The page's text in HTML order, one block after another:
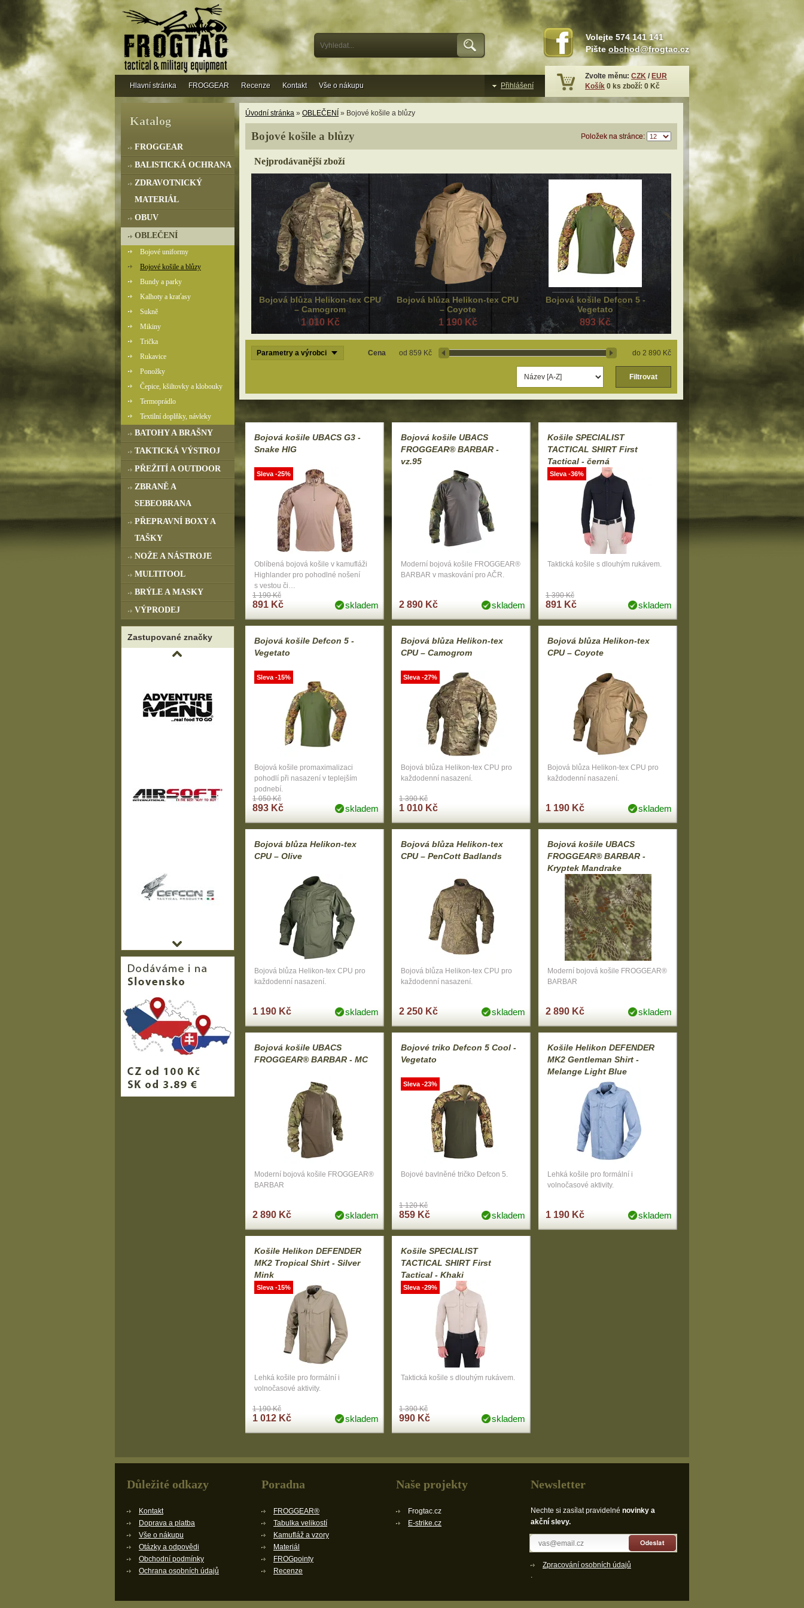
Úvodní stránka » OBLEČENÍ » Bojové košile a blůzy
Bojové košile a blůzy Položek na stránce:
Nejprodávanější zboží
Bojová blůza Helikon-tex CPU
– Camogrom
1 010 Kč
Bojová blůza Helikon-tex CPU
– Coyote
1 190 Kč
Bojová košile Defcon 5 -
Vegetato
893 Kč
Parametry a výrobci Cena 859 Kč 2 890 Kč
Filtrovat
Bojová košile UBACS G3 -
Snake HIG
Oblíbená bojová košile v kamufláži
Highlander pro pohodlné nošení
s vestou či…
1 190 Kč
891 Kč skladem
Sleva -25%
Bojová košile UBACS
FROGGEAR® BARBAR -
vz.95
Moderní bojová košile FROGGEAR®
BARBAR v maskování pro AČR.
2 890 Kč skladem
Košile SPECIALIST
TACTICAL SHIRT First
Tactical - černá
Taktická košile s dlouhým rukávem.
1 390 Kč
891 Kč skladem
Sleva -36%
Bojová košile Defcon 5 -
Vegetato
Bojová košile promaximalizaci
pohodlí při nasazení v teplejším
podnebí.
1 050 Kč
893 Kč skladem
Sleva -15%
Bojová blůza Helikon-tex
CPU – Camogrom
Bojová blůza Helikon-tex CPU pro
každodenní nasazení.
1 390 Kč
1 010 Kč
Sleva -27%
Bojová blůza Helikon-tex
CPU – Coyote
Bojová blůza Helikon-tex CPU pro
každodenní nasazení.
1 190 Kč skladem
Bojová blůza Helikon-tex
CPU – Olive
Bojová blůza Helikon-tex CPU pro
každodenní nasazení.
1 190 Kč skladem
Bojová blůza Helikon-tex
CPU – PenCott Badlands
Bojová blůza Helikon-tex CPU pro
každodenní nasazení.
2 250 Kč skladem
Bojová košile UBACS
FROGGEAR® BARBAR -
Kryptek Mandrake
Moderní bojová košile FROGGEAR®
BARBAR
2 890 Kč skladem
Bojová košile UBACS
FROGGEAR® BARBAR - MC
Moderní bojová košile FROGGEAR®
BARBAR
2 890 Kč skladem
Bojové triko Defcon 5 Cool -
Vegetato
Bojové bavlněné tričko Defcon 5.
1 120 Kč
859 Kč skladem
Sleva -23%
Košile Helikon DEFENDER
MK2 Gentleman Shirt -
Melange Light Blue
Lehká košile pro formální i
volnočasové aktivity.
1 190 Kč skladem
Košile Helikon DEFENDER
MK2 Tropical Shirt - Silver
Mink
Lehká košile pro formální i
volnočasové aktivity.
1 190 Kč
1 012 Kč skladem
Sleva -15%
Košile SPECIALIST
TACTICAL SHIRT First
Tactical - Khaki
Taktická košile s dlouhým rukávem.
1 390 Kč
990 Kč skladem
Sleva -29%
Katalog
FROGGEAR
BALISTICKÁ OCHRANA
ZDRAVOTNICKÝ
MATERIÁL
OBUV
OBLEČENÍ
Bojové uniformy
Bojové košile a blůzy
Bundy a parky
Kalhoty a kraťasy
Sukně
Mikiny
Trička
Rukavice
Ponožky
Čepice, kšiltovky a klobouky
Termoprádlo
Textilní doplňky, návleky
BATOHY A BRAŠNY
TAKTICKÁ VÝSTROJ
PŘEŽITÍ A OUTDOOR
ZBRANĚ A
SEBEOBRANA
PŘEPRAVNÍ BOXY A
TAŠKY
NOŽE A NÁSTROJE
MULTITOOL
BRÝLE A MASKY
VÝPRODEJ
Zastupované značky
Hlavní stránka FROGGEAR Recenze Kontakt Vše o nákupu Přihlášení
Volejte 574 141 141
Pište obchod@frogtac.cz
Zvolte měnu: CZK / EUR
Košík 0 ks zboží: 0 Kč
Důležité odkazy
Kontakt
Doprava a platba
Vše o nákupu
Otázky a odpovědi
Obchodní podmínky
Ochrana osobních údajů
Poradna
FROGGEAR®
Tabulka velikostí
Kamufláž a vzory
Materiál
FROGpointy
Recenze
Naše projekty
Frogtac.cz
E-strike.cz
Newsletter
Nechte si zasílat pravidelné novinky a
akční slevy.
Zpracování osobních údajů
.